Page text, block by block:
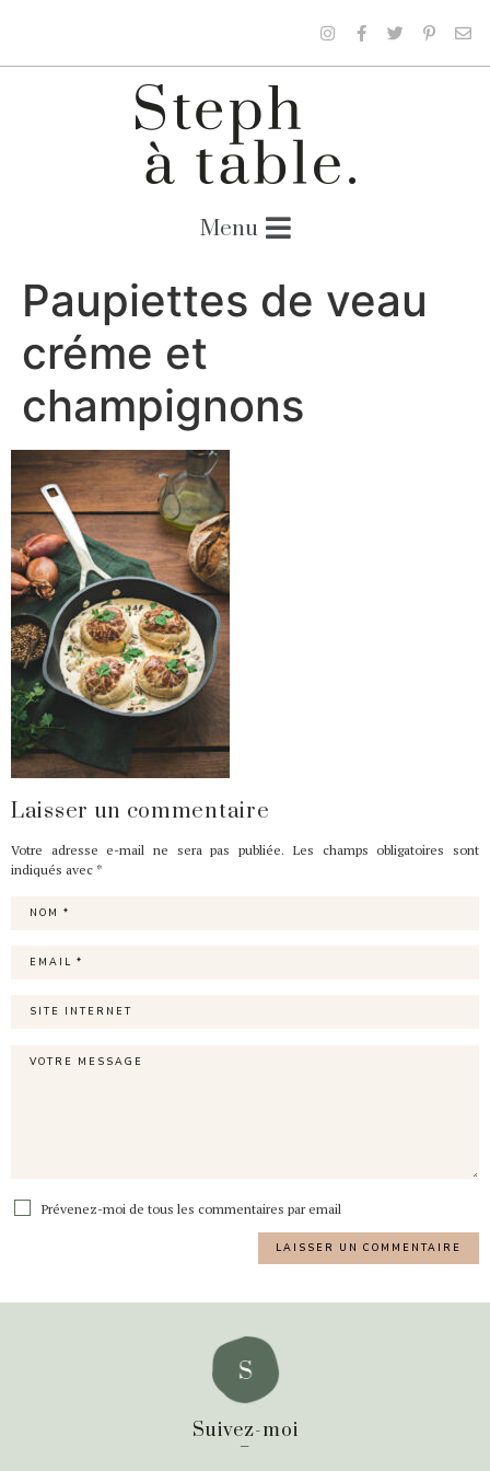
Paupiettes de veau
créme et
champignons
Laisser un commentaire
Votre adresse e-mail ne sera pas publiée. Les champs obligatoires sont
indiqués avec *
Prévenez-moi de tous les commentaires par email
Suivez-moi
_